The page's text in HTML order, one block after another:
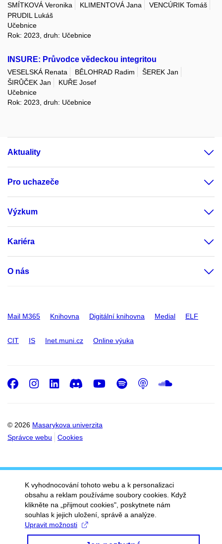
SMÍTKOVÁ Veronika
KLIMENTOVÁ Jana
VENCÚRIK Tomáš
PRUDIL Lukáš
Učebnice
Rok: 2023, druh: Učebnice
INSURE: Průvodce vědeckou integritou
VESELSKÁ Renata BĚLOHRAD Radim
ŠEREK Jan
ŠIRŮČEK Jan
KUŘE Josef
Učebnice
Rok: 2023, druh: Učebnice
Aktuality
Pro uchazeče
Výzkum
Kariéra
O nás
Mail M365 Knihovna Digitální knihovna Medial ELF
CIT IS Inet.muni.cz Online výuka
© 2026 Masarykova univerzita
Správce webu
Cookies
Facebook
Instagram
LinkedIn
DiscordYoutube
Spotify
Podcast
K vyhodnocování tohoto webu a k personalizaci
obsahu a reklam používáme soubory cookies. Když
klikněte na „přijmout cookies", poskytnete nám
souhlas k jejich uložení, správě a analýze.
Upravit možnosti